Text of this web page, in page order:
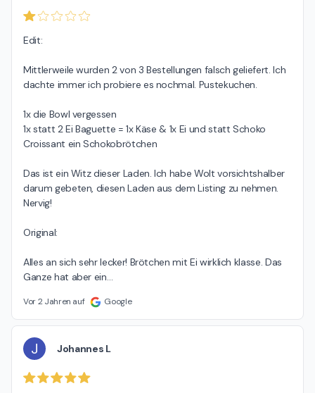
Edit:
Mittlerweile wurden 2 von 3 Bestellungen falsch geliefert. Ich
dachte immer ich probiere es nochmal. Pustekuchen.
1x die Bowl vergessen
1x statt 2 Ei Baguette = 1x Käse & 1x Ei und statt Schoko
Croissant ein Schokobrötchen
Das ist ein Witz dieser Laden. Ich habe Wolt vorsichtshalber
darum gebeten, diesen Laden aus dem Listing zu nehmen.
Nervig!
Original:
Alles an sich sehr lecker! Brötchen mit Ei wirklich klasse. Das
Ganze hat aber ein…
Vor 2 Jahren auf Google
J Johannes L